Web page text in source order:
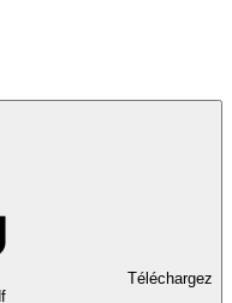
Téléchargez